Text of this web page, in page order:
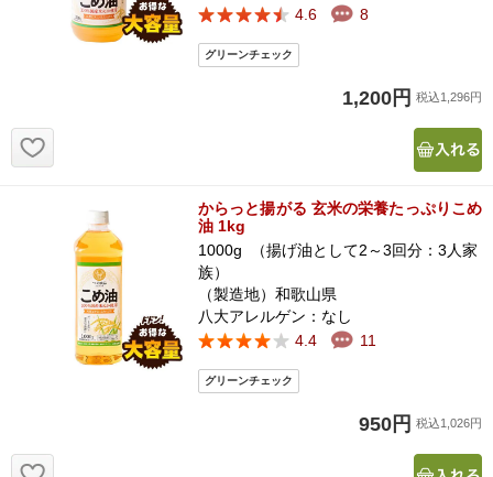
4.6
8
1,200円 税込1,296円
からっと揚がる 玄米の栄養たっぷりこめ
油 1kg
1000g （揚げ油として2～3回分：3人家
族）
（製造地）和歌山県
八大アレルゲン：なし
4.4
11
950円 税込1,026円